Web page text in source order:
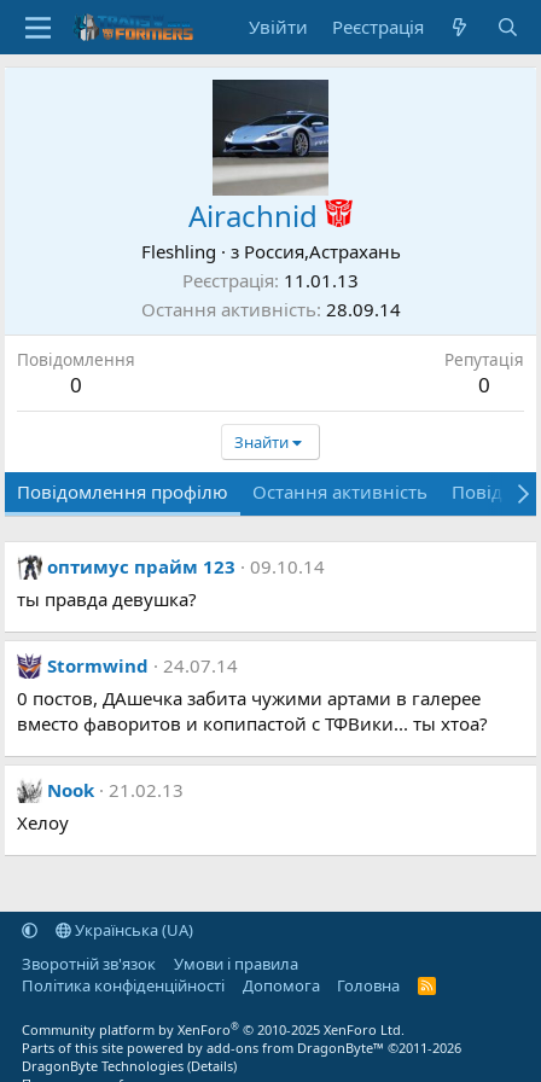
Увійти Реєстрація
Airachnid
Fleshling · з Россия,Астрахань
Реєстрація 11.01.13
Остання активність 28.09.14
Повідомлення
0
Репутація
0
Знайти
Повідомлення профілю Остання активність
оптимус прайм 123
09.10.14
ты правда девушка?
Stormwind
24.07.14
0 постов, ДАшечка забита чужими артами в галерее
вместо фаворитов и копипастой с ТФВики... ты хтоа?
Nook
21.02.13
Хелоу
Українська (UA)
Зворотній зв'язок
Умови і правила
Політика конфіденційності
Дoпoмoга Головна
R
Community platform by XenForo® © 2010-2025 XenForo Ltd.
Parts of this site powered byadd-ons from DragonByte™ ©2011-2026
DragonByte Technologies (Details)